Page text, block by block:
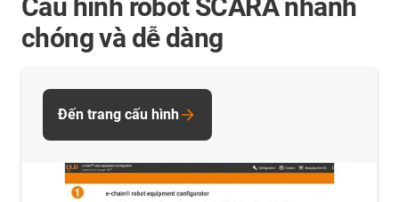
Cấu hình robot SCARA nhanh
chóng và dễ dàng
Đến trang cấu hình